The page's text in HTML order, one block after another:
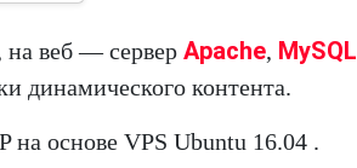
на веб — сервер Apache, MySQL
динамического контента.
основе VPS Ubuntu 16.04 .